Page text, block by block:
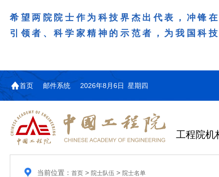
希望两院院士作为科技界杰出代表，冲锋
引领者、科学家精神的示范者，为我国科
首页 邮件系统 2026年8月6日 星期四
工程院机
当前位置： 首页> 院士队伍 > 院士名单